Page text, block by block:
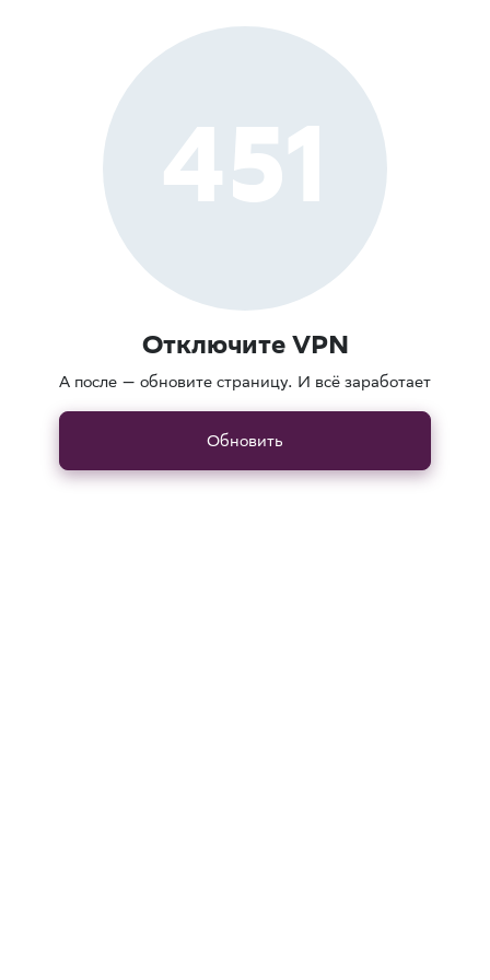
451
Отключите VPN
А после — обновите страницу. И всё заработает
Обновить